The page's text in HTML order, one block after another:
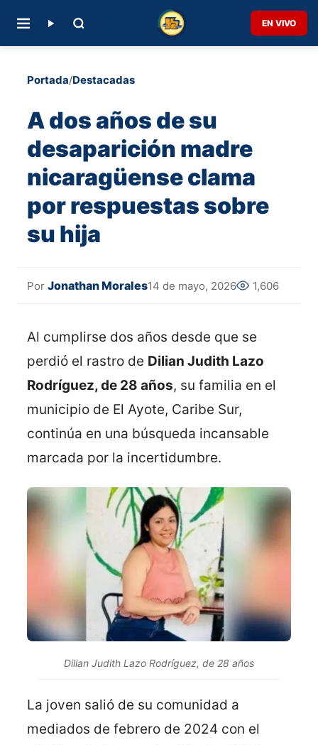
EN VIVO
Portada/Destacadas
A dos años de su
desaparición madre
nicaragüense clama
por respuestas sobre
su hija
Por Jonathan Morales14 de mayo, 2026 1,606
Al cumplirse dos años desde que se
perdió el rastro de Dilian Judith Lazo
Rodríguez, de 28 años, su familia en el
municipio de El Ayote, Caribe Sur,
continúa en una búsqueda incansable
marcada por la incertidumbre.
Dilian Judith Lazo Rodríguez, de 28 años
La joven salió de su comunidad a
mediados de febrero de 2024 con el